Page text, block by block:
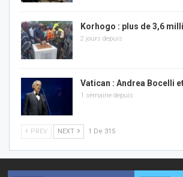
Korhogo : plus de 3,6
2 jours depuis
Vatican : Andrea Bocelli
1 semaine depuis
PREV NEXT 1 De 315